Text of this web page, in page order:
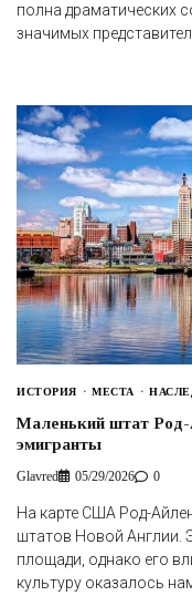
полна драматических
значимых
ИСТОРИЯ МЕСТА
Маленький штат
эмигранты
Glavred 05/29/2026 0
На карте США Род-
штатов Новой Англии.
площади, однако его
культуру оказалось